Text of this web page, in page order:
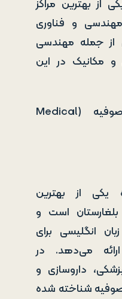
از بهترین مراکز
و فناوری
جمله مهندسی
و مکانیک در این
3. دانشگاه پزشکی صوفیه (Medical
یکی از بهترین
است و
انگلیسی برای
ارائه می‌دهد. در
داروسازی و
صوفیه شناخته شده